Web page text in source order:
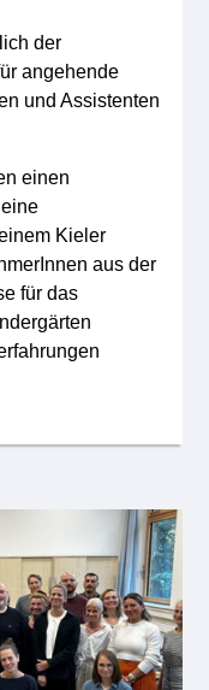
der
angehende
und Assistenten
einen
Kieler
aus der
für das